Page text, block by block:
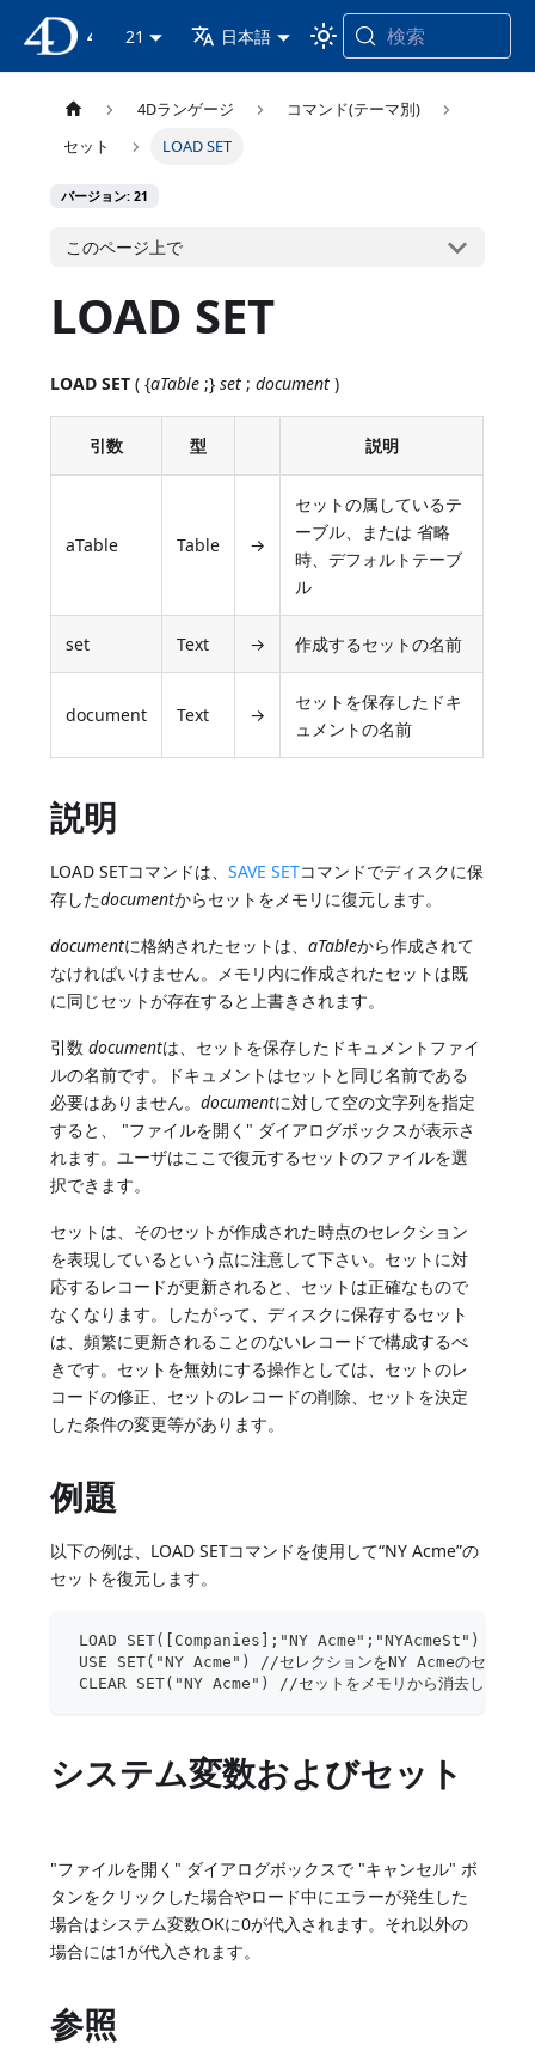
21 日本語 検索
4Dランゲージ
コマンド(テーマ別)
セット
LOAD SET
バージョン: 21
このページ上で
LOAD SET
LOAD SET ( {aTable ;}set ;document )
引数 型 説明
aTable Table →
セットの属しているテ
ーブル、または 省略
時、デフォルトテーブ
ル
set Text → 作成するセットの名前
document Text →
セットを保存したドキ
ュメントの名前
説明
LOAD SETコマンドは、SAVE SETコマンドでディスクに保
存したdocumentからセットをメモリに復元します。
documentに格納されたセットは、aTableから作成されて
なければいけません。メモリ内に作成されたセットは既
に同じセットが存在すると上書きされます。
引数documentは、セットを保存したドキュメントファイ
ルの名前です。ドキュメントはセットと同じ名前である
必要はありません。documentに対して空の文字列を指定
すると、 "ファイルを開く" ダイアログボックスが表示さ
れます。ユーザはここで復元するセットのファイルを選
択できます。
セットは、そのセットが作成された時点のセレクション
を表現しているという点に注意して下さい。セットに対
応するレコードが更新されると、セットは正確なもので
なくなります。したがって、ディスクに保存するセット
は、頻繁に更新されることのないレコードで構成するべ
きです。セットを無効にする操作としては、セットのレ
コードの修正、セットのレコードの削除、セットを決定
した条件の変更等があります。
例題
以下の例は、LOAD SETコマンドを使用して“NY Acme”の
セットを復元します。
LOAD SET([Companies];"NY Acme";"NYAcmeSt") //セッ
USE SET("NY Acme") //セレクションをNY Acmeのセットに
CLEAR SET("NY Acme") //セットをメモリから消去します
システム変数およびセット
"ファイルを開く" ダイアログボックスで "キャンセル" ボ
タンをクリックした場合やロード中にエラーが発生した
場合はシステム変数OKに0が代入されます。それ以外の
場合には1が代入されます。
参照